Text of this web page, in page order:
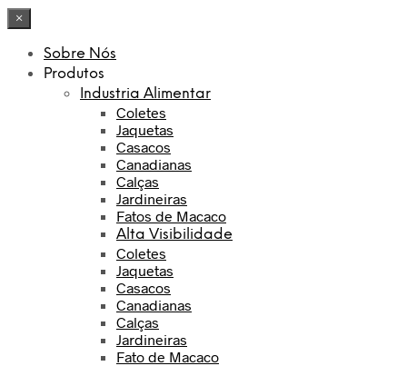
×
Sobre Nós
Produtos
Industria Alimentar
Coletes
Jaquetas
Casacos
Canadianas
Calças
Jardineiras
Fatos de Macaco
Alta Visibilidade
Coletes
Jaquetas
Casacos
Canadianas
Calças
Jardineiras
Fato de Macaco